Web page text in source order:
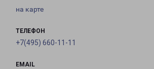
на карте
ТЕЛЕФОН
+7(495) 660-11-11
EMAIL